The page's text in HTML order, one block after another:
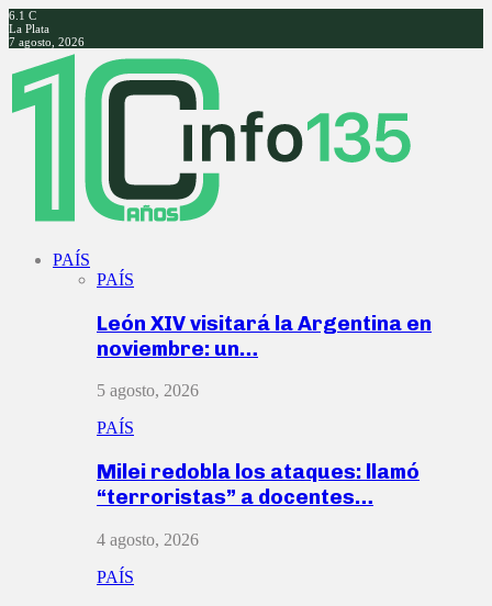
6.1 C
La Plata
7 agosto, 2026
Facebook
Twitter
Instagram
Youtube
PAÍS
PAÍS
León XIV visitará la Argentina en
noviembre: un…
5 agosto, 2026
PAÍS
Milei redobla los ataques: llamó
“terroristas” a docentes…
4 agosto, 2026
PAÍS